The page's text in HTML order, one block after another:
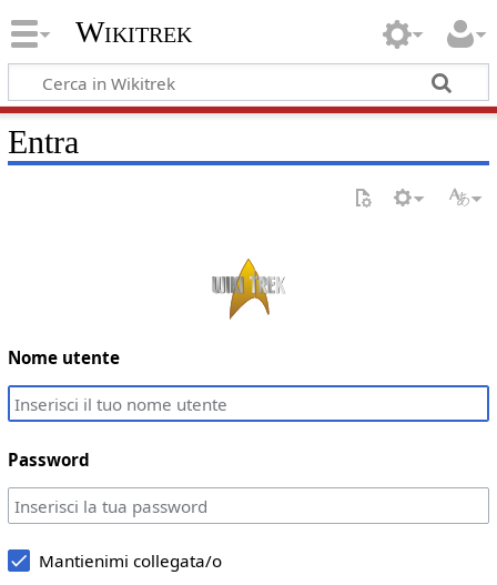
Wikitrek
Entra
Nome utente
Password
Mantienimi collegata/o